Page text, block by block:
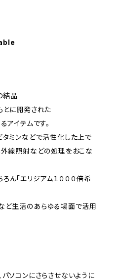
結晶
とに開発された
アイテムです。
タミンなどで活性化した上で
外線照射などの処理をおこな
ん「エリジアム１０００倍希
ど生活のあらゆる場面で活用
ソコンにさらさせないように